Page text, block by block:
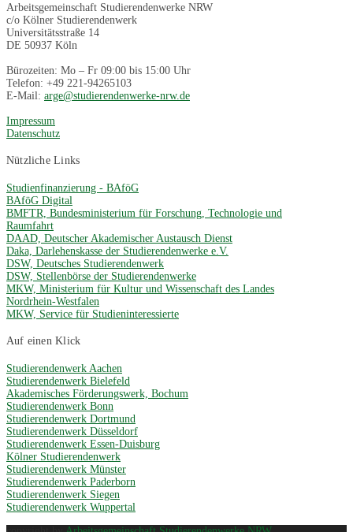
Arbeitsgemeinschaft Studierendenwerke NRW
c/o Kölner Studierendenwerk
Universitätsstraße 14
DE 50937 Köln
Bürozeiten: Mo – Fr 09:00 bis 15:00 Uhr
Telefon: +49 221-94265103
E-Mail: arge@studierendenwerke-nrw.de
Impressum
Datenschutz
Nützliche Links
Studienfinanzierung - BAföG
BAföG Digital
BMFTR, Bundesministerium für Forschung, Technologie und
Raumfahrt
DAAD, Deutscher Akademischer Austausch Dienst
Daka, Darlehenskasse der Studierendenwerke e.V.
DSW, Deutsches Studierendenwerk
DSW, Stellenbörse der Studierendenwerke
MKW, Ministerium für Kultur und Wissenschaft des Landes
Nordrhein-Westfalen
MKW, Service für Studieninteressierte
Auf einen Klick
Studierendenwerk Aachen
Studierendenwerk Bielefeld
Akademisches Förderungswerk, Bochum
Studierendenwerk Bonn
Studierendenwerk Dortmund
Studierendenwerk Düsseldorf
Studierendenwerk Essen-Duisburg
Kölner Studierendenwerk
Studierendenwerk Münster
Studierendenwerk Paderborn
Studierendenwerk Siegen
Studierendenwerk Wuppertal